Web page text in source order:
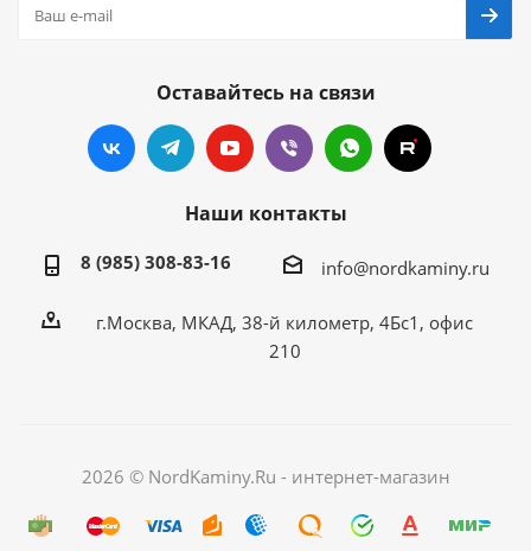
Оставайтесь на связи
Наши контакты
8 (985) 308-83-16 info@nordkaminy.ru
г.Москва, МКАД, 38-й километр, 4Бс1, офис
210
2026 © NordKaminy.Ru - интернет-магазин